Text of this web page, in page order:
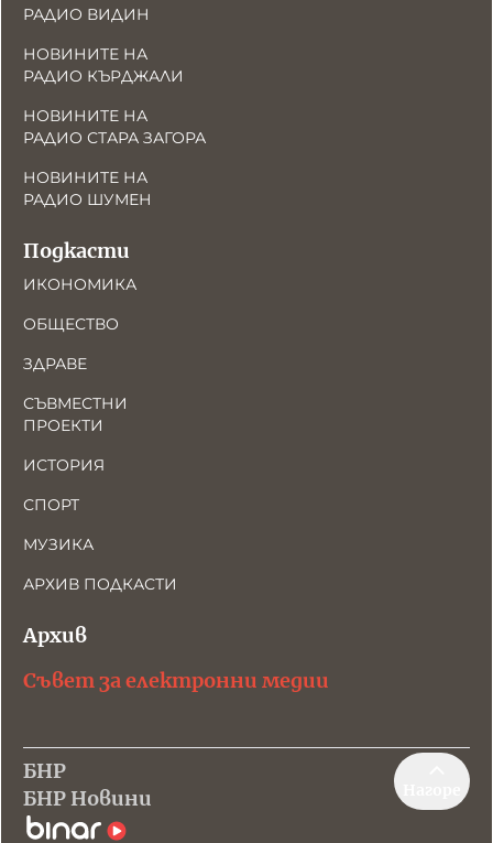
РАДИО ВИДИН
НОВИНИТЕ НА
РАДИО КЪРДЖАЛИ
НОВИНИТЕ НА
РАДИО СТАРА ЗАГОРА
НОВИНИТЕ НА
РАДИО ШУМЕН
Подкасти
ИКОНОМИКА
ОБЩЕСТВО
ЗДРАВЕ
СЪВМЕСТНИ
ПРОЕКТИ
ИСТОРИЯ
СПОРТ
МУЗИКА
АРХИВ ПОДКАСТИ
Архив
Съвет за електронни медии
БНР
БНР Новини